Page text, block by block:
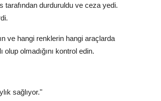
tarafından durduruldu ve ceza yedi.
ve hangi renklerin hangi araçlarda
olmadığını kontrol edin.
sağlıyor."